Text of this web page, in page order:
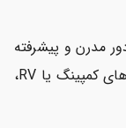
مدرن و پیشرفته
است و گزینه‌های مختلفی مثل اجاره ماشین‌های کمپینگ یا RV،